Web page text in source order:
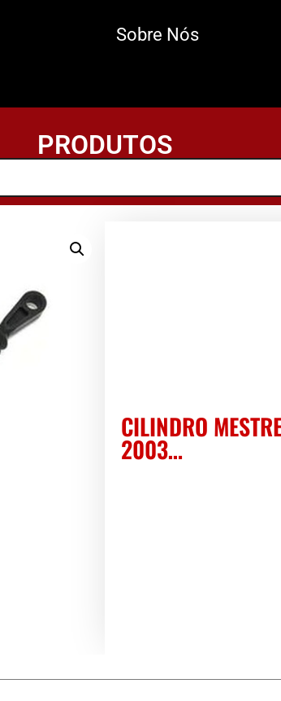
Sobre Nós
PRODUTOS
CILINDRO
2003…